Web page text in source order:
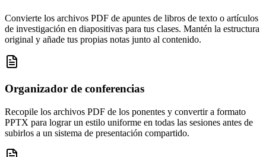
Convierte los archivos PDF de apuntes de libros de texto o artículos
de investigación en diapositivas para tus clases. Mantén la estructura
original y añade tus propias notas junto al contenido.
Organizador de conferencias
Recopile los archivos PDF de los ponentes y convertir a formato
PPTX para lograr un estilo uniforme en todas las sesiones antes de
subirlos a un sistema de presentación compartido.